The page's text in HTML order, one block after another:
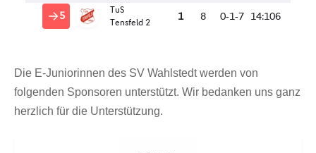
Die E-Juniorinnen des SV Wahlstedt werden von
folgenden Sponsoren unterstützt. Wir bedanken uns ganz
herzlich für die Unterstützung.